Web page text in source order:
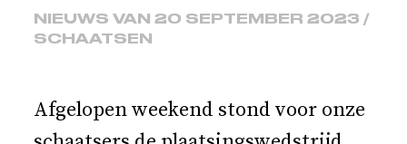
NIEUWS VAN 20 SEPTEMBER 2023 /
SCHAATSEN
Afgelopen weekend stond voor onze